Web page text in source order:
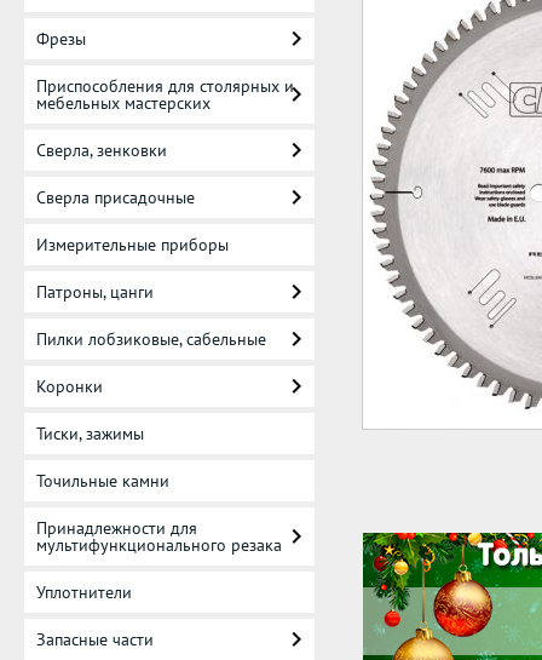
Фрезы
Приспособления для столярных и
мебельных мастерских
Сверла, зенковки
Сверла присадочные
Измерительные приборы
Патроны, цанги
Пилки лобзиковые, сабельные
Коронки
Тиски, зажимы
Точильные камни
Принадлежности для
мультифункционального резака
Уплотнители
Запасные части